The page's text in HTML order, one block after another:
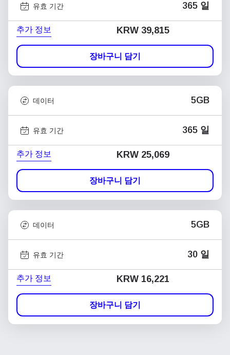
유효 기간 365 일
추가 정보 KRW 39,815
장바구니 담기
데이터 5GB
유효 기간 365 일
추가 정보 KRW 25,069
장바구니 담기
데이터 5GB
유효 기간 30 일
추가 정보 KRW 16,221
장바구니 담기